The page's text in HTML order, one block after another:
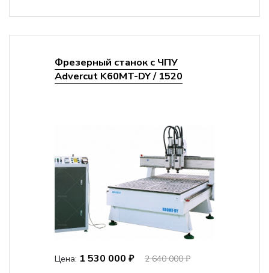
Фрезерный станок с ЧПУ
Advercut K60MT-DY / 1520
Цена: 1 530 000 ₽
2 640 000 ₽